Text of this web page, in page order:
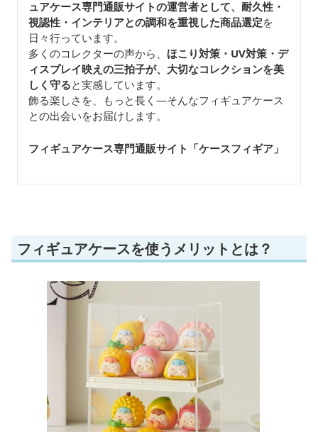
ュアケース専門通販サイトの運営者として、耐久性・
視認性・インテリアとの調和を重視した商品選定を
日々行っています。
多くのコレクターの声から、 ほこり対策・UV対策・デ
ィスプレイ映えの三拍子が、大切なコレクションを美
しく守ると実感しています。
飾る楽しさを、もっと長く—そんなフィギュアケース
との出会いをお届けします。
フィギュアケース専門通販サイト「ケースフィギア 」
フィギュアケースを使うメリットとは？